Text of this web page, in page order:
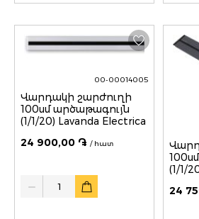
00-00014005
Վարդակի շարժուղի
100սմ արծաթագույն
(1/1/20) Lavanda Electrica
24 900,00 ֏ / հատ
Quantity
(1/1/
24